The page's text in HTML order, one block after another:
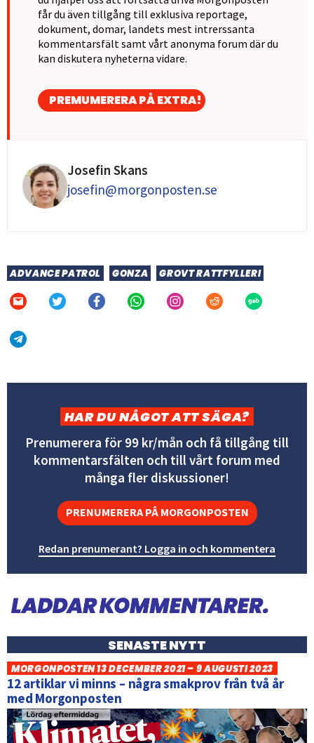
får du även tillgång till exklusiva reportage,
dokument, domar, landets mest intrerssanta
kommentarsfält samt vårt anonyma forum där du
kan diskutera nyheterna vidare.
PREMUMERERA PÅ EXTRA!
Josefin Skans
josefin@morgonposten.se
ADVANCE PATROL GONZA GROVT RATTFYLLERI
HAR DU NÅGOT ATT SÄGA?
Prenumerera för 99 kr/mån och få tillgång till
kommentarsfälten och till vårt forum med
många fler diskussioner!
PRENUMERERA PÅ MORGONPOSTEN
Redan prenumerant? Logga in och kommentera
SENASTE NYTT
MORGONPOSTEN 13 DECEMBER 2021 – 9 AUGUSTI 2023
12 artiklar vi minns – några smakprov från två år
med Morgonposten